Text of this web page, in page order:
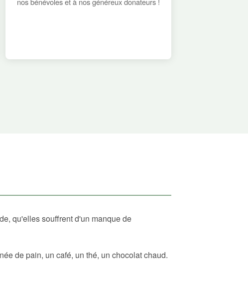
qu'elles souffrent d'un manque de
de pain, un café, un thé, un chocolat chaud.